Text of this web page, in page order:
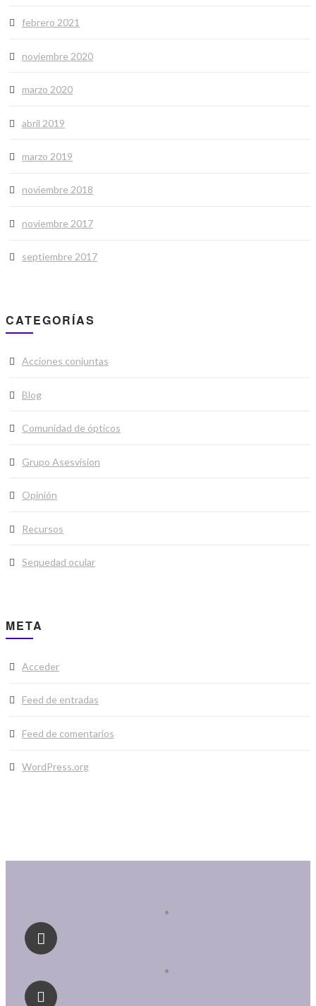
febrero 2021
noviembre 2020
marzo 2020
abril 2019
marzo 2019
noviembre 2018
noviembre 2017
septiembre 2017
CATEGORÍAS
Acciones conjuntas
Blog
Comunidad de ópticos
Grupo Asesvision
Opinión
Recursos
Sequedad ocular
META
Acceder
Feed de entradas
Feed de comentarios
WordPress.org